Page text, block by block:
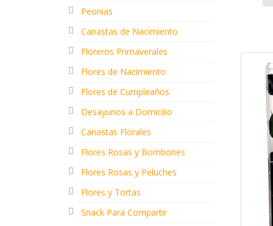
Peonias
Canastas de Nacimiento
Floreros Primaverales
Flores de Nacimiento
Flores de Cumpleaños
Desayunos a Domicilio
Canastas Florales
Flores Rosas y Bombones
Flores Rosas y Peluches
Flores y Tortas
Snack Para Compartir